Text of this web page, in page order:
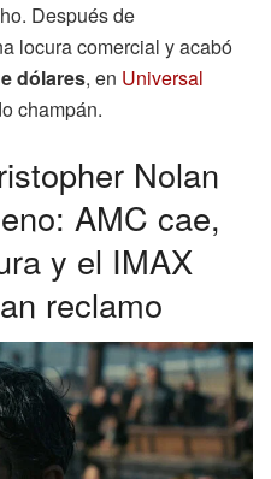
Después de
locura comercial y acabó
dólares, en Universal
champán.
Nolan
AMC cae,
y el IMAX
reclamo